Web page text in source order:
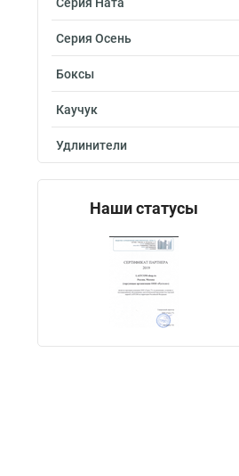
Серия Осень
Боксы
Каучук
Удлинители
Наши статусы